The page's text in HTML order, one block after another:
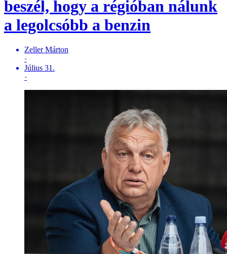
beszél, hogy a régióban nálunk
a legolcsóbb a benzin
Zeller Márton
·
Július 31.
·